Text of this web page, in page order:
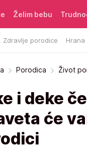
Želim bebu
Zdravlje porodice
Porodica Život
i deke
će